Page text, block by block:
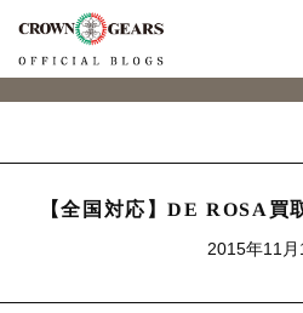
【全国対応】DE ROSA買
2015年11月